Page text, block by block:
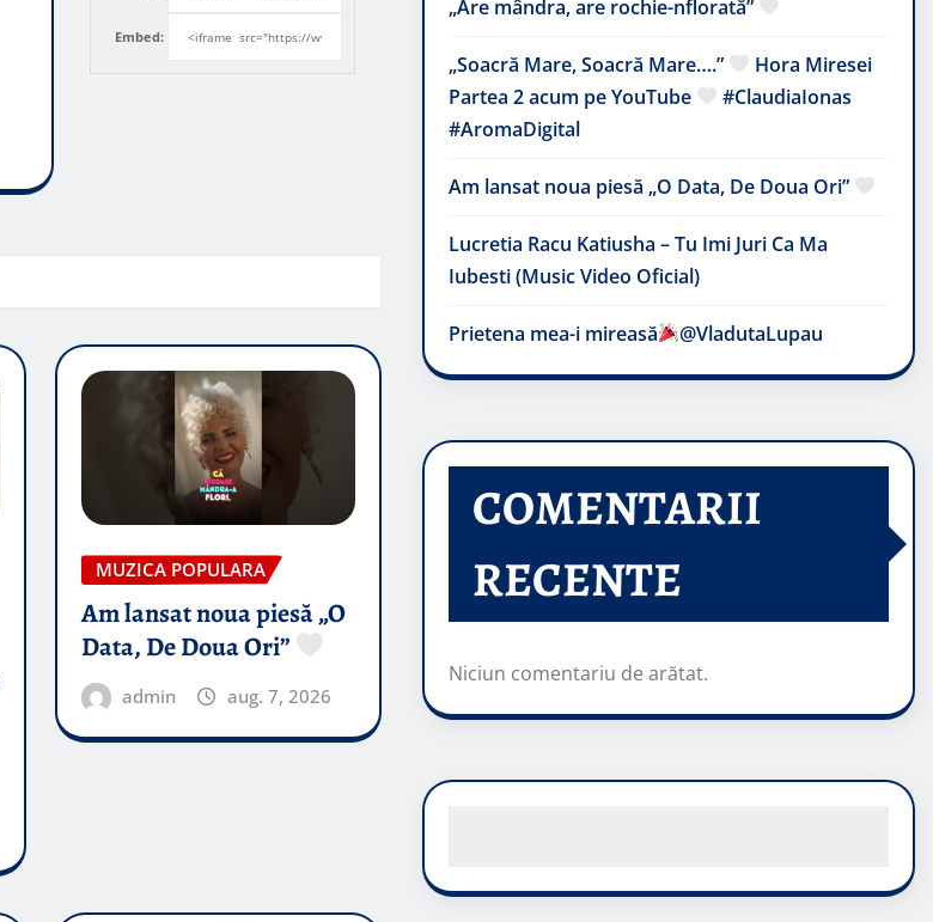
Embed:
MUZICA POPULARA
Am lansat noua piesă „O
Data, De Doua Ori”
admin aug. 7, 2026
„Are mândra, are rochie-nflorată”
„Soacră Mare, Soacră Mare….”
Hora Miresei
Partea 2 acum pe YouTube
#ClaudiaIonas
#AromaDigital
Am lansat noua piesă „O Data, De Doua Ori”
Lucretia Racu Katiusha – Tu Imi Juri Ca Ma
Iubesti (Music Video Oficial)
Prietena mea-i mireasă​ @VladutaLupau
COMENTARII
RECENTE
Niciun comentariu de arătat.